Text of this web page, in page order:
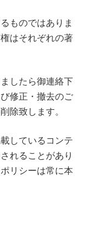
ものではありま
はそれぞれの著
したら御連絡下
修正・撤去のご
除致します。
しているコンテ
れることがあり
リシーは常に本